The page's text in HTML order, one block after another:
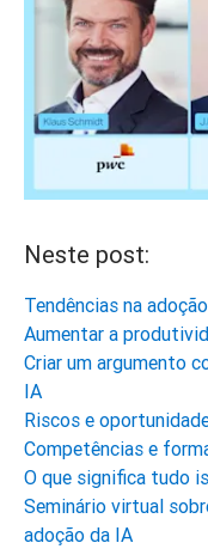
Neste post:
Tendências na
Aumentar a
Criar um argumento
IA
Riscos e
Competências e
O que significa tudo
Seminário virtual
adoção da IA